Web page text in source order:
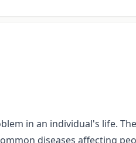
in an individual's life.
diseases affecting